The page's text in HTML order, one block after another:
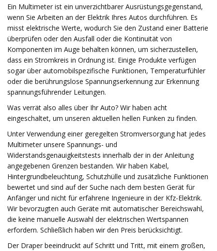
Ein Multimeter ist ein unverzichtbarer Ausrüstungsgegenstand,
wenn Sie Arbeiten an der Elektrik Ihres Autos durchführen. Es
misst elektrische Werte, wodurch Sie den Zustand einer Batterie
überprüfen oder den Ausfall oder die Kontinuität von
Komponenten im Auge behalten können, um sicherzustellen,
dass ein Stromkreis in Ordnung ist. Einige Produkte verfügen
sogar über automobilspezifische Funktionen, Temperaturfühler
oder die berührungslose Spannungserkennung zur Erkennung
spannungsführender Leitungen.
Was verrät also alles über Ihr Auto? Wir haben acht
eingeschaltet, um unseren aktuellen hellen Funken zu finden.
Unter Verwendung einer geregelten Stromversorgung hat jedes
Multimeter unsere Spannungs- und
Widerstandsgenauigkeitstests innerhalb der in der Anleitung
angegebenen Grenzen bestanden. Wir haben Kabel,
Hintergrundbeleuchtung, Schutzhülle und zusätzliche Funktionen
bewertet und sind auf der Suche nach dem besten Gerät für
Anfänger und nicht für erfahrene Ingenieure in der Kfz-Elektrik.
Wir bevorzugten auch Geräte mit automatischer Bereichswahl,
die keine manuelle Auswahl der elektrischen Wertspannen
erfordern. Schließlich haben wir den Preis berücksichtigt.
Der Draper beeindruckt auf Schritt und Tritt, mit einem großen,